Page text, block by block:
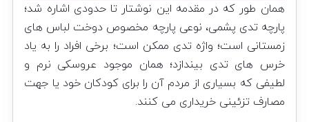
همان طور که در مقدمه این نوشتار تا حدودی اشاره شد؛
پارچه تدی پشمی، نوعی پارچه مخصوص دوخت لباس های
زمستانی است؛ واژه تدی ممکن است؛ برخی افراد را به یاد
خرس های تدی بیندازد؛ همان موجود عروسکی نرم و
لطیفی که بسیاری از مردم آن را برای کودکان خود یا جهت
مصارف تزئینی خریداری می کنند.